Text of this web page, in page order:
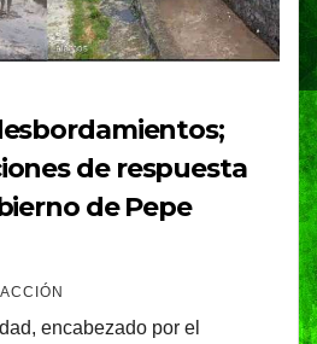
de respuesta
de Pepe
encabezado por el